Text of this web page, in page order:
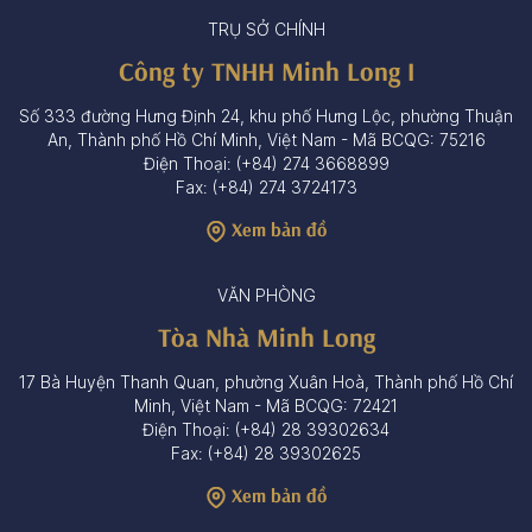
TRỤ SỞ CHÍNH
Công ty TNHH Minh Long I
Số 333 đường Hưng Định 24, khu phố Hưng Lộc, phường Thuận
An, Thành phố Hồ Chí Minh, Việt Nam - Mã BCQG: 75216
Điện Thoại: (+84) 274 3668899
Fax: (+84) 274 3724173
Xem bản đồ
VĂN PHÒNG
Tòa Nhà Minh Long
17 Bà Huyện Thanh Quan, phường Xuân Hoà, Thành phố Hồ Chí
Minh, Việt Nam - Mã BCQG: 72421
Điện Thoại: (+84) 28 39302634
Fax: (+84) 28 39302625
Xem bản đồ